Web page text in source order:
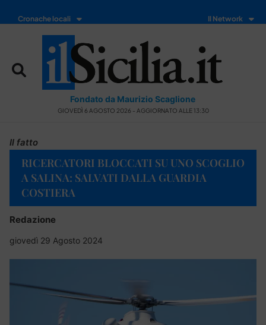
Cronache locali Il Network
Fondato da Maurizio Scaglione
GIOVEDÌ 6 AGOSTO 2026 - AGGIORNATO ALLE 13:30
Il fatto
RICERCATORI BLOCCATI SU UNO SCOGLIO
A SALINA: SALVATI DALLA GUARDIA
COSTIERA
Redazione
giovedì 29 Agosto 2024